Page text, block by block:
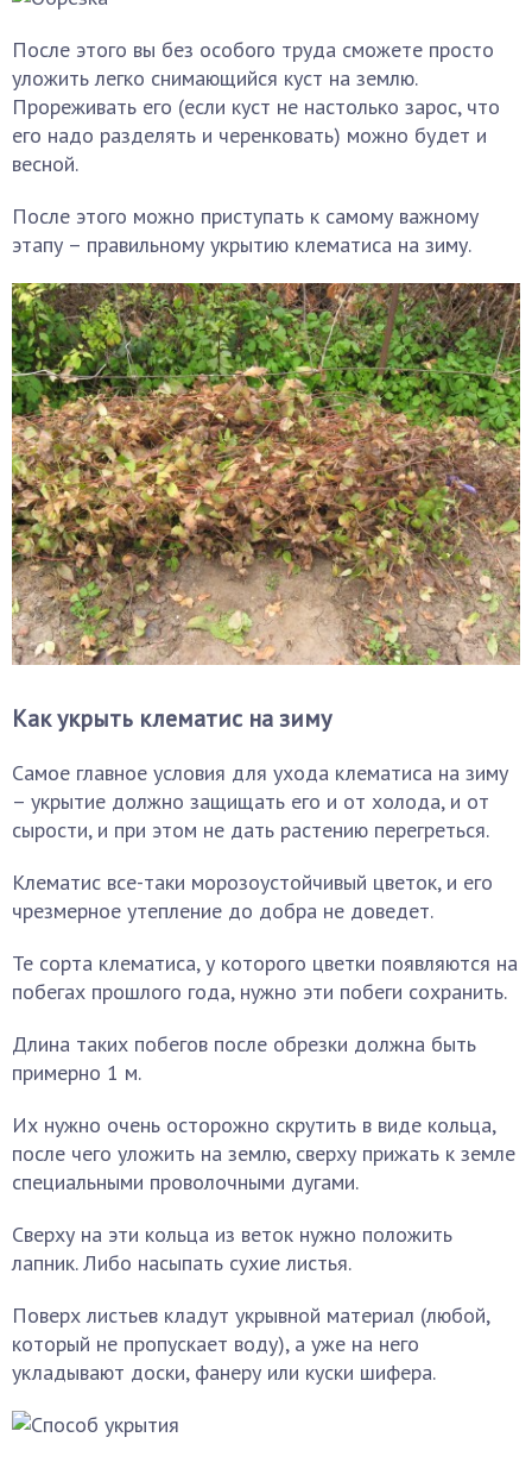
После этого вы без особого труда сможете просто
уложить легко снимающийся куст на землю.
Прореживать его (если куст не настолько зарос, что
его надо разделять и черенковать) можно будет и
весной.
После этого можно приступать к самому важному
этапу – правильному укрытию клематиса на зиму.
Как укрыть клематис на зиму
Самое главное условия для ухода клематиса на зиму
– укрытие должно защищать его и от холода, и от
сырости, и при этом не дать растению перегреться.
Клематис все-таки морозоустойчивый цветок, и его
чрезмерное утепление до добра не доведет.
Те сорта клематиса, у которого цветки появляются на
побегах прошлого года, нужно эти побеги сохранить.
Длина таких побегов после обрезки должна быть
примерно 1 м.
Их нужно очень осторожно скрутить в виде кольца,
после чего уложить на землю, сверху прижать к земле
специальными проволочными дугами.
Сверху на эти кольца из веток нужно положить
лапник. Либо насыпать сухие листья.
Поверх листьев кладут укрывной материал (любой,
который не пропускает воду), а уже на него
укладывают доски, фанеру или куски шифера.